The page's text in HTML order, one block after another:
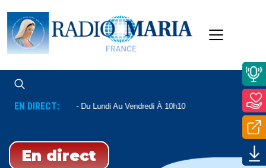
EN DIRECT:
Du Père Mathieu Du Lundi Au Vendredi À 10h10
En direct